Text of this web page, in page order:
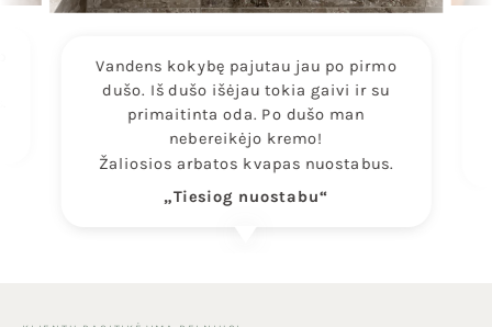
Vandens kokybę pajutau jau po pirmo
dušo. Iš dušo išėjau tokia gaivi ir su
primaitinta oda. Po dušo man
nebereikėjo kremo!
Žaliosios arbatos kvapas nuostabus.
„Tiesiog nuostabu“